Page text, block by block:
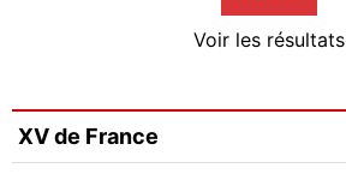
Faris Moumbagna
4%
Voir les résultats
XV de France